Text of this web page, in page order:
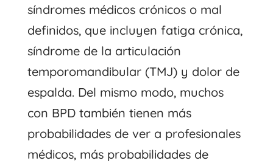
síndromes médicos crónicos o mal
definidos, que incluyen fatiga crónica,
síndrome de la articulación
temporomandibular (TMJ) y dolor de
espalda. Del mismo modo, muchos
con BPD también tienen más
probabilidades de ver a profesionales
médicos, más probabilidades de